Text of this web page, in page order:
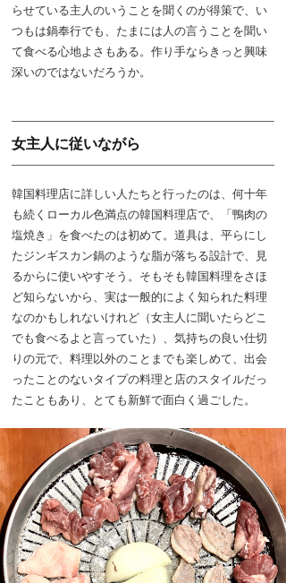
らせている主人のいうことを聞くのが得策で、い
つもは鍋奉行でも、たまには人の言うことを聞い
て食べる心地よさもある。作り手ならきっと興味
深いのではないだろうか。
女主人に従いながら
韓国料理店に詳しい人たちと行ったのは、何十年
も続くローカル色満点の韓国料理店で、「鴨肉の
塩焼き」を食べたのは初めて。道具は、平らにし
たジンギスカン鍋のような脂が落ちる設計で、見
るからに使いやすそう。そもそも韓国料理をさほ
ど知らないから、実は一般的によく知られた料理
なのかもしれないけれど（女主人に聞いたらどこ
でも食べるよと言っていた）、気持ちの良い仕切
りの元で、料理以外のことまでも楽しめて、出会
ったことのないタイプの料理と店のスタイルだっ
たこともあり、とても新鮮で面白く過ごした。